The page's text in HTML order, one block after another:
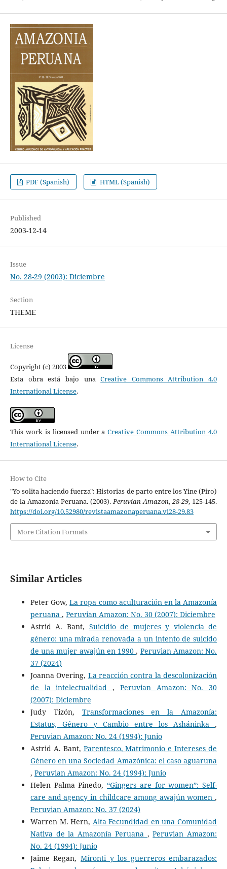
PDF (Spanish) HTML (Spanish)
Published
2003-12-14
Issue
No. 28-29 (2003): Diciembre
Section
THEME
License
Copyright (c) 2003
Esta obra está bajo unaCreative Commons Attribution 4.0
International License.
This work is licensed under aCreative Commons Attribution 4.0
International License.
How to Cite
"Yo solita haciendo fuerza": Historias de parto entre los Yine (Piro)
de la Amazonía Peruana. (2003).Peruvian Amazon,28-29, 125-145.
https://doi.org/10.52980/revistaamazonaperuana.vi28-29.83
More Citation Formats
Similar Articles
Peter Gow,La ropa como aculturación en la Amazonía
peruana , Peruvian Amazon: No. 30 (2007): Diciembre
Astrid A. Bant, Suicidio de mujeres y violencia de
género: una mirada renovada a un intento de suicido
de una mujer awajún en 1990, Peruvian Amazon: No.
37 (2024)
Joanna Overing, La reacción contra la descolonización
de la intelectualidad, Peruvian Amazon: No. 30
(2007): Diciembre
Judy Tizón, Transformaciones en la Amazonía:
Estatus, Género y Cambio entre los Asháninka,
Peruvian Amazon: No. 24 (1994): Junio
Astrid A. Bant, Parentesco, Matrimonio e Intereses de
Género en una Sociedad Amazónica: el caso aguaruna
, Peruvian Amazon: No. 24 (1994): Junio
Helen Palma Pinedo,“Gingers are for women”: Self-
care and agency in childcare among awajún women,
Peruvian Amazon: No. 37 (2024)
Warren M. Hern, Alta Fecundidad en una Comunidad
Nativa de la Amazonía Peruana ,Peruvian Amazon:
No. 24 (1994): Junio
Jaime Regan, Míronti y los guerreros embarazados: